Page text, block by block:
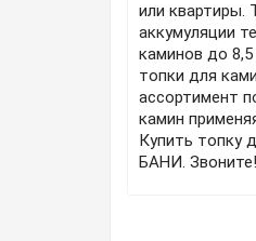
или квартиры.
аккумуляции
каминов до
топки для
ассортимент
камин
Купить топку
БАНИ. Звоните!